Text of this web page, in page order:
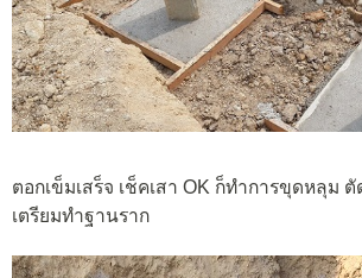
ตอกเข็มเสร็จ เช็คเสา OK ก็ทำการขุดหลุม ตั
เตรียมทำฐานราก